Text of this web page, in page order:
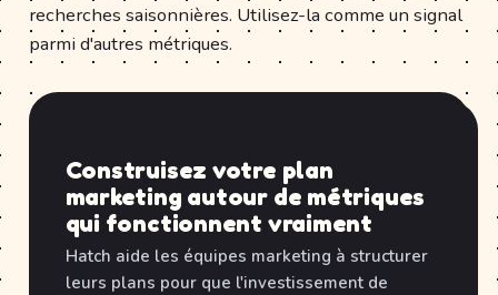
recherches saisonnières. Utilisez-la comme un signal
parmi d'autres métriques.
Construisez votre plan
marketing autour de métriques
qui fonctionnent vraiment
Hatch aide les équipes marketing à structurer
leurs plans pour que l'investissement de